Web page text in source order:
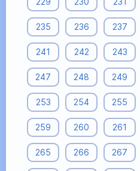
235 236 237
241 242 243
247 248 249
253 254 255
259 260 261
265 266 267